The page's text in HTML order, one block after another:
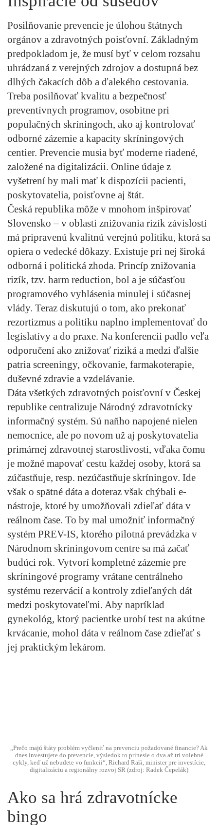
Posilňovanie prevencie je úlohou štátnych
orgánov a zdravotných poisťovní. Základným
predpokladom je, že musí byť v celom rozsahu
uhrádzaná z verejných zdrojov a dostupná bez
dlhých čakacích dôb a ďalekého cestovania.
Treba posilňovať kvalitu a bezpečnosť
preventívnych programov, osobitne pri
populačných skríningoch, ako aj kontrolovať
odborné zázemie a kapacity skríningových
centier. Prevencie musia byť moderne riadené,
založené na digitalizácii. Online údaje z
vyšetrení by mali mať k dispozícii pacienti,
poskytovatelia, poisťovne aj štát.
Česká republika môže v mnohom inšpirovať
Slovensko – v oblasti znižovania rizík závislostí
má pripravenú kvalitnú verejnú politiku, ktorá sa
opiera o vedecké dôkazy. Existuje pri nej široká
odborná i politická zhoda. Princíp znižovania
rizík, tzv. harm reduction, bol a je súčasťou
programového vyhlásenia minulej i súčasnej
vlády. Teraz diskutujú o tom, ako prekonať
rezortizmus a politiku naplno implementovať do
legislatívy a do praxe. Na konferencii padlo veľa
odporučení ako znižovať riziká a medzi ďalšie
patria screeningy, očkovanie, farmakoterapie,
duševné zdravie a vzdelávanie.
Dáta všetkých zdravotných poisťovní v Českej
republike centralizuje Národný zdravotnícky
informačný systém. Sú naňho napojené nielen
nemocnice, ale po novom už aj poskytovatelia
primárnej zdravotnej starostlivosti, vďaka čomu
je možné mapovať cestu každej osoby, ktorá sa
zúčastňuje, resp. nezúčastňuje skríningov. Ide
však o spätné dáta a doteraz však chýbali e-
nástroje, ktoré by umožňovali zdieľať dáta v
reálnom čase. To by mal umožniť informačný
systém PREV-IS, ktorého pilotná prevádzka v
Národnom skríningovom centre sa má začať
budúci rok. Vytvorí kompletné zázemie pre
skríningové programy vrátane centrálneho
systému rezervácií a kontroly zdieľaných dát
medzi poskytovateľmi. Aby napríklad
gynekológ, ktorý pacientke urobí test na akútne
krvácanie, mohol dáta v reálnom čase zdieľať s
jej praktickým lekárom.
„Prečo majú štáty problém vyčleniť na prevenciu požadované financie? Ak
dnes investujete do prevencie, výsledok to prinesie o dva až tri volebné
cykly, keď už nebudete vo funkcii“, Richard Raši, minister pre investície,
digitalizáciu a regionálny rozvoj SR (zdroj: Radek Čepelák)
Ako sa hrá zdravotnícke
bingo